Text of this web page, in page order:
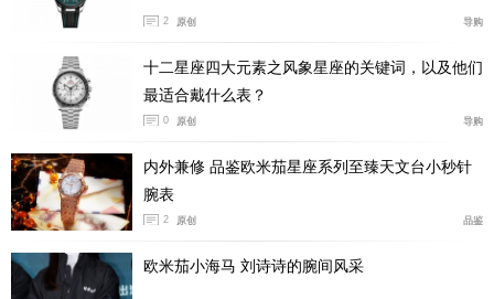
如今，距离施艾拉执行历史性太空任务已经过去了60
2 原创 导购
十二星座四大元素之风象星座的关键词，以及他们
最适合戴什么表？
0 原创 导购
内外兼修 品鉴欧米茄星座系列至臻天文台小秒针
腕表
2 原创 品鉴
欧米茄小海马 刘诗诗的腕间风采